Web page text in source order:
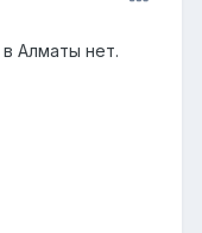
Алматы нет.